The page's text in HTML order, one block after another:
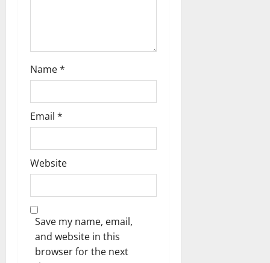
Name*
Email *
Website
Save my name, email,
and website in this
browser for the next